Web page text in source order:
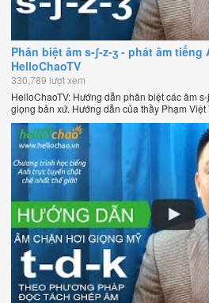
Phân biệt âm s-ʃ-z-ʒ - phát âm
HelloChaoTV
330,789 lượt xem
HelloChaoTV: Hướng dẫn phân biệt các âm
giọng bản xứ. Hướng dẫn của thầy Phạm
HelloChao.vn - Chương trình dạy tiếng Anh
giới.